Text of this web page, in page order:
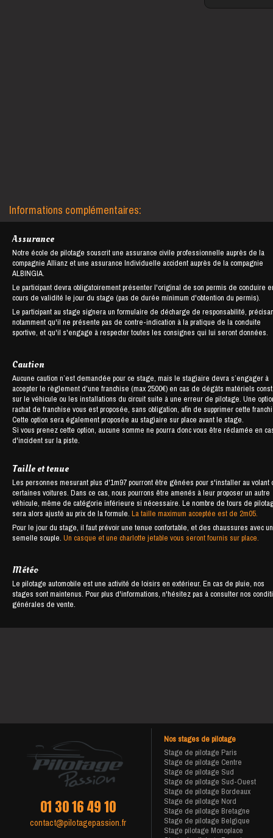
Informations complémentaires:
Assurance
Notre école de pilotage souscrit une assurance civile professionnelle auprès de la
compagnie Allianz et une assurance Individuelle accident auprès de la compagnie
ALBINGIA.
Le participant devra obligatoirement présenter l'original de son permis de conduire
cours de validité le jour du stage (pas de durée minimum d'obtention du permis).
Le participant au stage signera un formulaire de décharge de responsabilité,
notamment qu'il ne présente pas de contre-indication à la pratique de la conduite
sportive, et qu'il s'engage à respecter toutes les consignes qui lui seront données.
Caution
Aucune caution n’est demandée pour ce stage, mais le stagiaire devra s’engager à
accepter le règlement d'une franchise (max 2500€) en cas de dégâts matériels
sur le véhicule ou les installations du circuit suite à une erreur de pilotage. Une
rachat de franchise vous est proposée, sans obligation, afin de supprimer cette
Cette option sera également proposée au stagiaire sur place avant le stage.
Si vous prenez cette option, aucune somme ne pourra donc vous être réclamée en
d'incident sur la piste.
Taille et tenue
Les personnes mesurant plus d'1m97 pourront être gênées pour s'installer au volant
certaines voitures. Dans ce cas, nous pourrons être amenés à leur proposer un autre
véhicule, même de catégorie inférieure si nécessaire. Le nombre de tours de
sera alors ajusté au prix de la formule.La taille maximum acceptée est de 2m05.
Pour le jour du stage, il faut prévoir une tenue confortable, et des chaussures avec
semelle souple.Un casque et une charlotte jetable vous seront fournis sur place.
Météo
Le pilotage automobile est une activité de loisirs en extérieur. En cas de pluie, nos
stages sont maintenus. Pour plus d'informations, n'hésitez pas à consulter nos
générales de vente.
01 30 16 49 10
contact@pilotagepassion.fr
Nos stages de pilotage
Stage de pilotage Paris
Stage de pilotage Centre
Stage de pilotage Sud
Stage de pilotage Sud-Ouest
Stage de pilotage Bordeaux
Stage de pilotage Nord
Stage de pilotage Bretagne
Stage de pilotage Belgique
Stage pilotage Monoplace